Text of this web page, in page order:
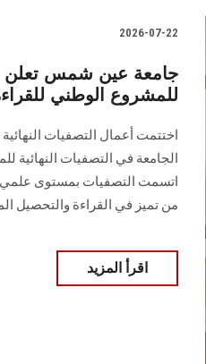
2026-07-22
جامعة عين شمس تعلن
للمشروع الوطني
اختتمت أعمال التصفيات
اتسمت التصفيات بمستوى
من تميز في القراءة والتحصيل
اقرأ المزيد